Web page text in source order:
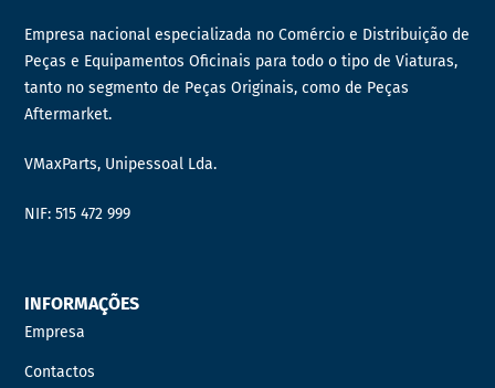
Empresa nacional especializada no Comércio e Distribuição de
Peças e Equipamentos Oficinais para todo o tipo de Viaturas,
tanto no segmento de Peças Originais, como de Peças
Aftermarket.
VMaxParts, Unipessoal Lda.
NIF: 515 472 999
INFORMAÇÕES
Empresa
Contactos